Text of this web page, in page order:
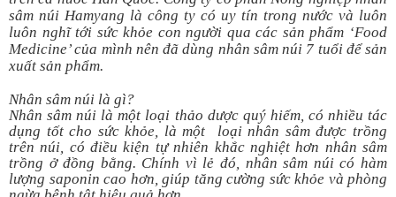
sâm núi Hamyang là công ty có uy tín trong nước và luôn
luôn nghĩ tới sức khỏe con người qua các sản phẩm ‘Food
Medicine’ của mình nên đã dùng nhân sâm núi 7 tuổi để sản
xuất sản phẩm.
Nhân sâm núi là gì?
Nhân sâm núi là một loại thảo dược quý hiếm, có nhiều tác
dụng tốt cho sức khỏe, là một loại nhân sâm được trồng
trên núi, có điều kiện tự nhiên khắc nghiệt hơn nhân sâm
trồng ở đồng bằng. Chính vì lẻ đó, nhân sâm núi có hàm
lượng saponin cao hơn, giúp tăng cường sức khỏe và phòng